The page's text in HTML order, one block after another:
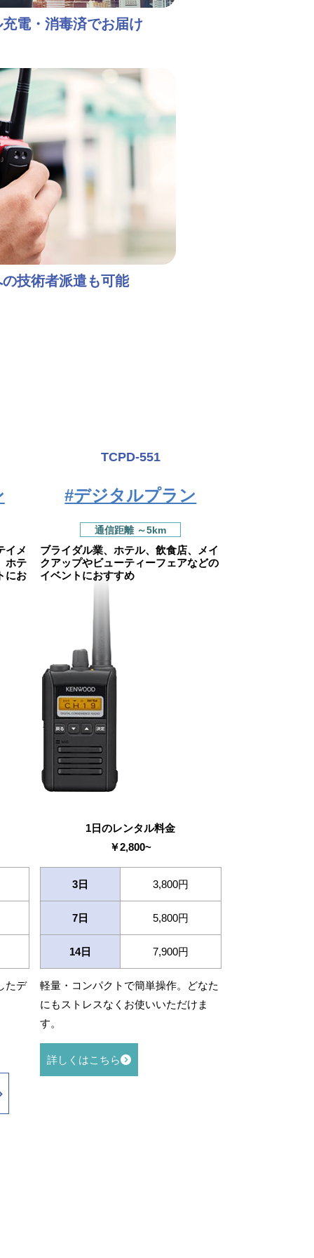
電・消毒済でお届け
技術者派遣も可能
イメ
ホテ
にお
たデ
TCPD-551
#デジタルプラン
通信距離 ～5km
ブライダル業、ホテル、飲食店、メイ
クアップやビューティーフェアなどの
イベントにおすすめ
1日のレンタル料金
￥2,800~
3日 3,800円
7日 5,800円
14日 7,900円
軽量・コンパクトで簡単操作。どなた
にもストレスなくお使いいただけま
す。
詳しくはこちら